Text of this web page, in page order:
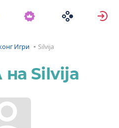
Задачи
Игри Silvija
Silvija